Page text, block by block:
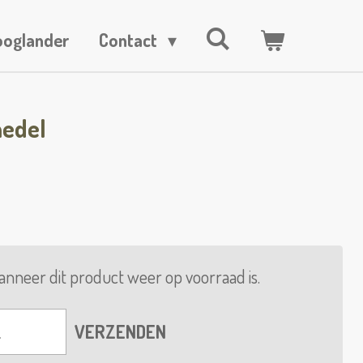
Contact
dit product weer op voorraad is.
VERZENDEN